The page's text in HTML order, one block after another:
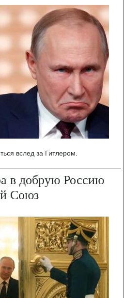
вслед за Гитлером.
в добрую Россию
Союз